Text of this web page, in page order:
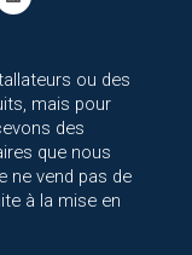
ou des
mais pour
des
que nous
ne vend pas de
à la mise en